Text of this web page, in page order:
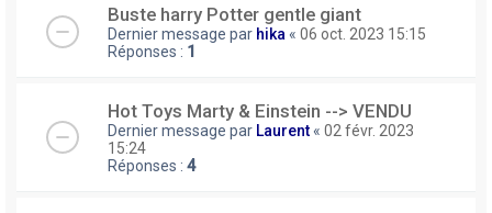
Buste harry Potter gentle giant
Dernier message par hika « 06 oct. 2023 15:15
Réponses : 1
Hot Toys Marty & Einstein --> VENDU
Dernier message par Laurent « 02 févr. 2023
15:24
Réponses : 4